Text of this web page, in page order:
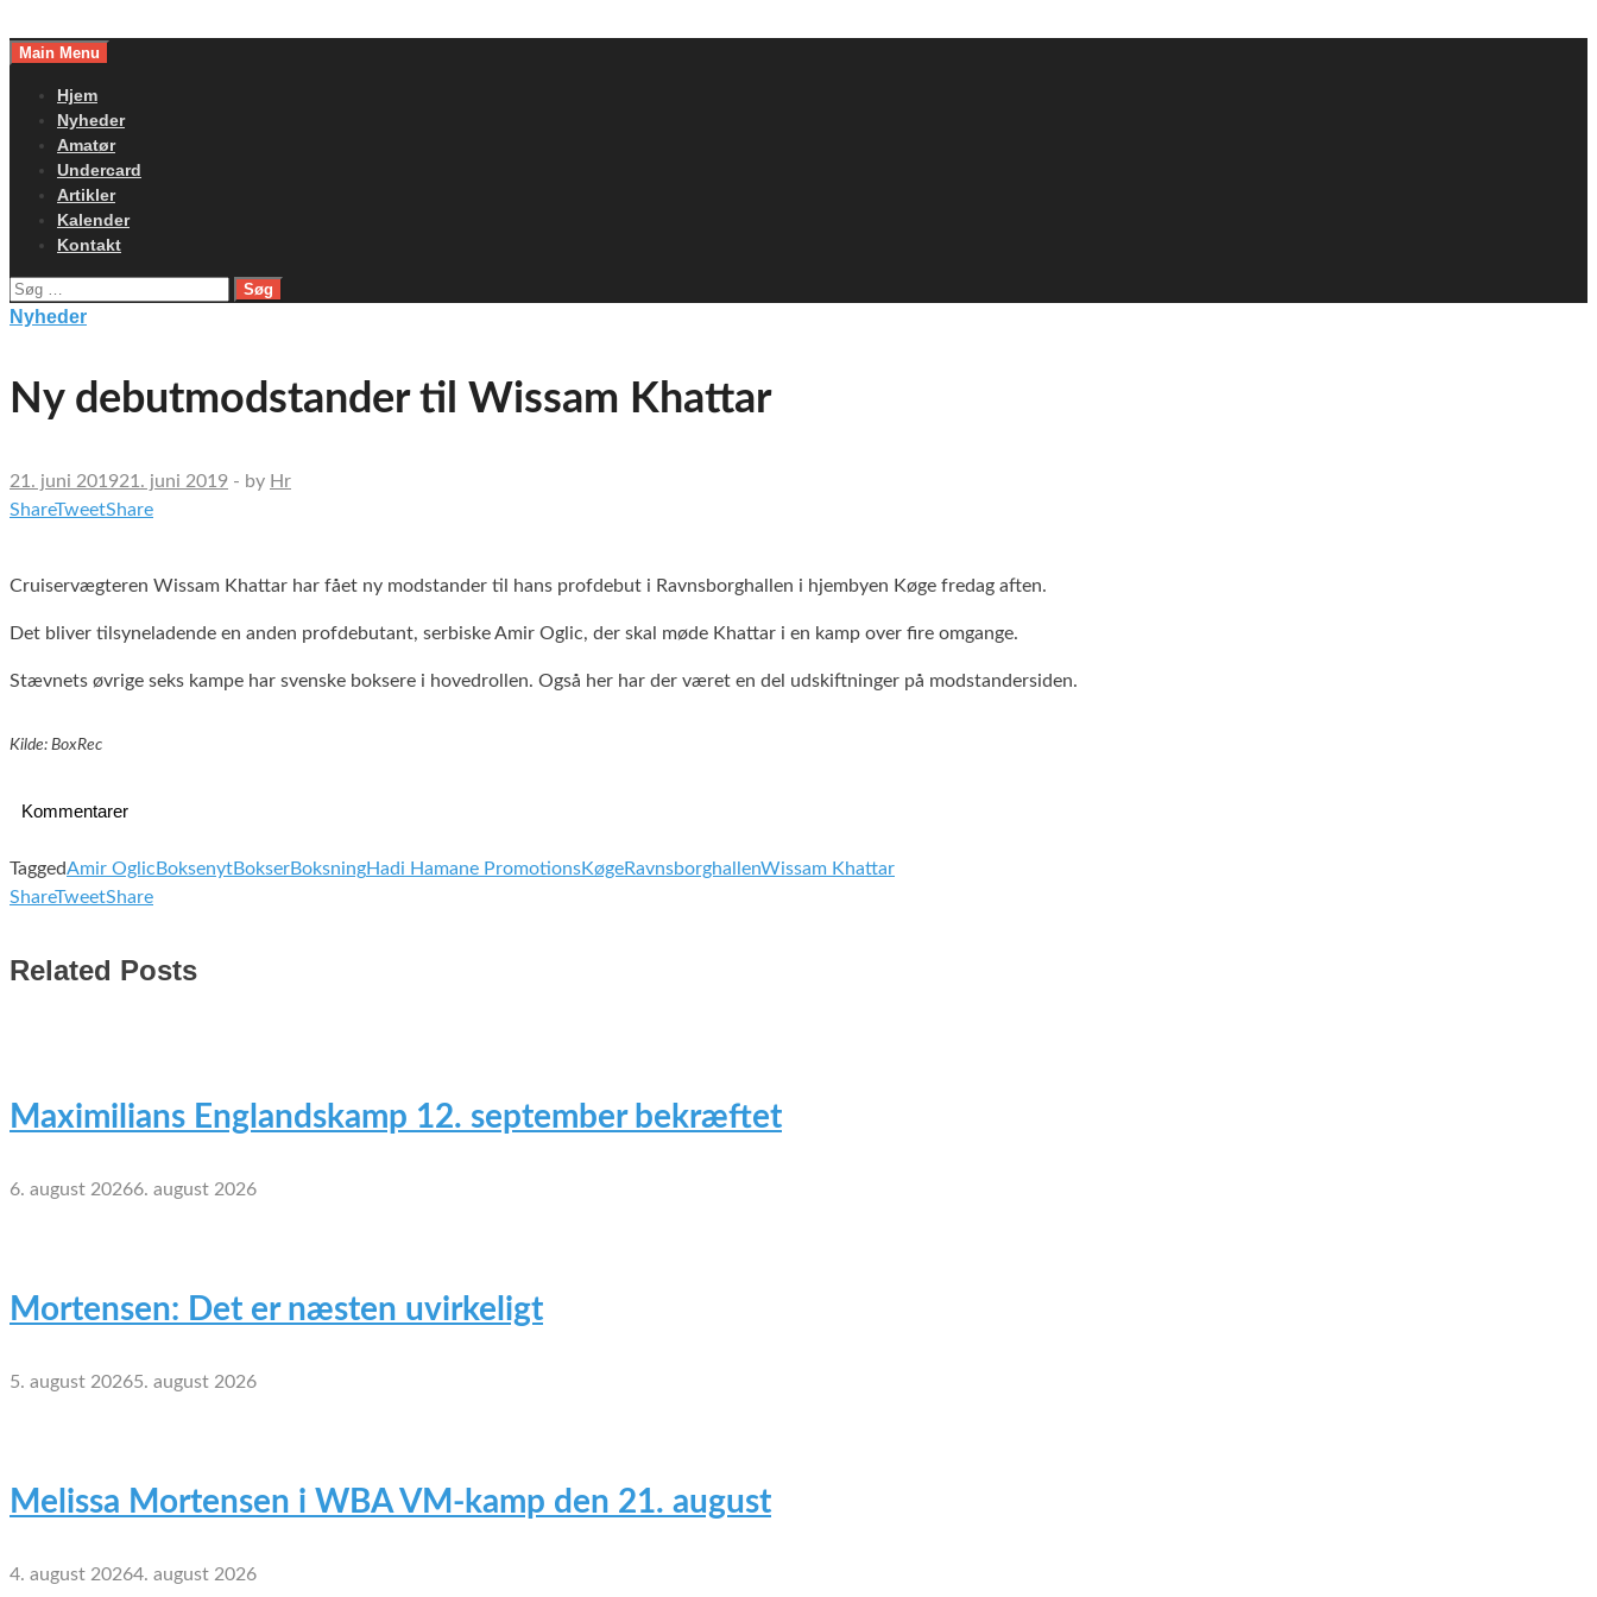
toMain Menu
Hjem
Nyheder
Amatør
Undercard
Artikler
Kalender
Kontakt
Søg
efter:
Nyheder
Ny debutmodstander til Wissam Khattar
21. juni 201921. juni 2019 - by Hr
ShareTweetShare
Cruiservægteren Wissam Khattar har fået ny modstander til hans profdebut i Ravnsborghallen i hjembyen Køge fredag aften.
Det bliver tilsyneladende en anden profdebutant, serbiske Amir Oglic, der skal møde Khattar i en kamp over fire omgange.
Stævnets øvrige seks kampe har svenske boksere i hovedrollen. Også her har der været en del udskiftninger på modstandersiden.
Kilde: BoxRec
Kommentarer
TaggedAmir Oglic BoksenytBokserBoksningHadi Hamane PromotionsKøgeRavnsborghallenWissam Khattar
ShareTweetShare
Related Posts
Maximilians Englandskamp 12. september bekræftet
6. august 20266. august 2026
Mortensen: Det er næsten uvirkeligt
5. august 20265. august 2026
Melissa Mortensen i WBA VM-kamp den 21. august
4. august 20264. august 2026